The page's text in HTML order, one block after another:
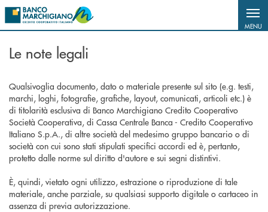
Salta al contenuto principale
MENU
Le note legali
Qualsivoglia documento, dato o materiale presente sul sito (e.g. testi,
marchi, loghi, fotografie, grafiche, layout, comunicati, articoli etc.) è
di titolarità esclusiva di Banco Marchigiano Credito Cooperativo
Società Cooperativa, di Cassa Centrale Banca - Credito Cooperativo
Italiano S.p.A., di altre società del medesimo gruppo bancario o di
società con cui sono stati stipulati specifici accordi ed è, pertanto,
protetto dalle norme sul diritto d'autore e sui segni distintivi.
È, quindi, vietato ogni utilizzo, estrazione o riproduzione di tale
materiale, anche parziale, su qualsiasi supporto digitale o cartaceo in
assenza di previa autorizzazione.